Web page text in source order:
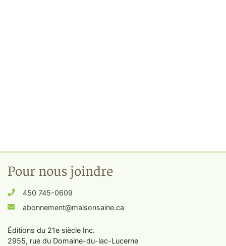
Pour nous joindre
450 745-0609
abonnement@maisonsaine.ca
Éditions du 21e siècle Inc.
2955, rue du Domaine-du-lac-Lucerne